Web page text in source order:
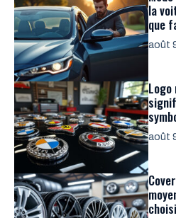
la
que
août
août